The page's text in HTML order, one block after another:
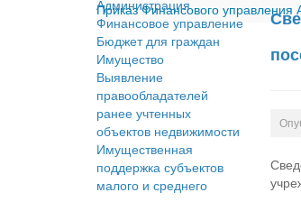
Приказ Финансового управления
Администрация
Финансовое управление
Бюджет для граждан
Имущество
Выявление
правообладателей
ранее учтенных
объектов недвижимости
Имущественная
поддержка субъектов
малого и среднего